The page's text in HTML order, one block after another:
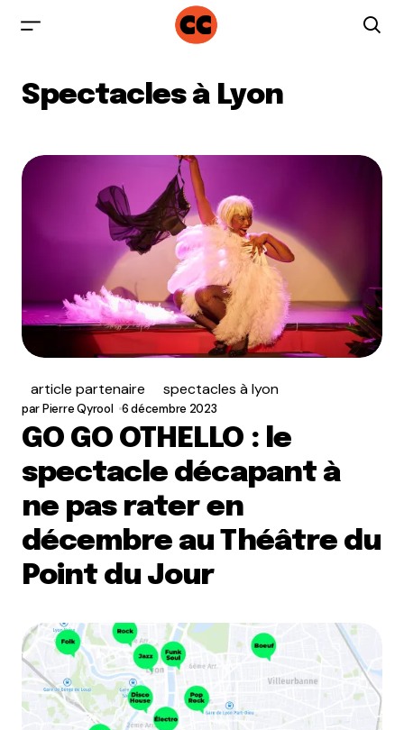
Spectacles à Lyon
article partenaire spectacles à lyon
parPierre Qyrool 6 décembre 2023
GO GO OTHELLO : le
spectacle décapant à
ne pas rater en
décembre au Théâtre du
Point du Jour